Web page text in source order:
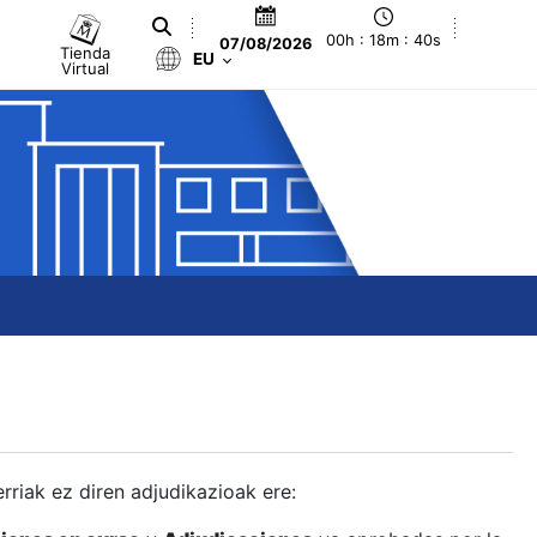
Tienda
Virtual
07/08/2026 00h : 18m : 41s
EU
ez diren adjudikazioak ere: